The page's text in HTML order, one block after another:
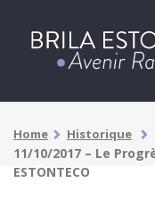
Home Historique
11/10/2017 – Le
ESTONTECO